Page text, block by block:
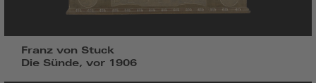
Franz von Stuck
Die Sünde, vor 1906